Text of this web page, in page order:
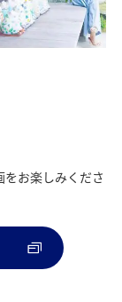
をお楽しみくださ